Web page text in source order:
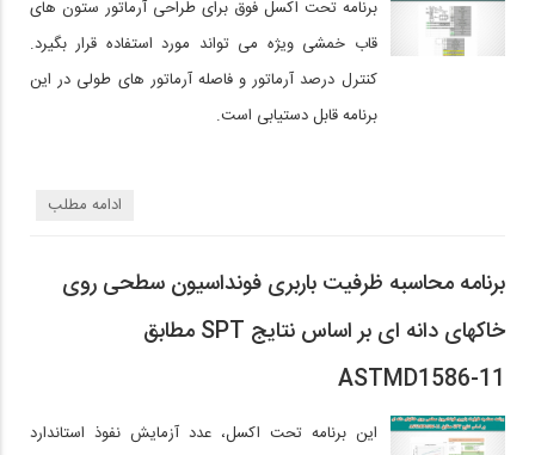
برنامه تحت اکسل فوق برای طراحی آرماتور ستون های
قاب خمشی ویژه می تواند مورد استفاده قرار بگیرد.
کنترل درصد آرماتور و فاصله آرماتور های طولی در این
برنامه قابل دستیابی است.
ادامه مطلب
برنامه محاسبه ظرفیت باربری فونداسیون سطحی روی
خاکهای دانه ای بر اساس نتایج SPT مطابق
ASTMD1586-11
این برنامه تحت اکسل، عدد آزمایش نفوذ استاندارد